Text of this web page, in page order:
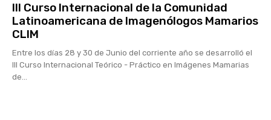
III Curso Internacional de la Comunidad
Latinoamericana de Imagenólogos Mamarios
CLIM
Entre los días 28 y 30 de Junio del corriente año se desarrolló el
III Curso Internacional Teórico - Práctico en Imágenes Mamarias
de...